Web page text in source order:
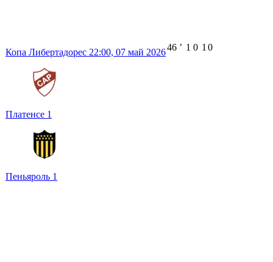
Копа Либертадорес 22:00, 07 май 2026
Платенсе 1
Пеньяроль 1
46 ʼ 1 0 1 0